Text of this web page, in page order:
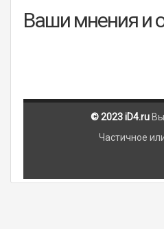
Ваши мнения и
© 2023 iD4.ru
Частичное